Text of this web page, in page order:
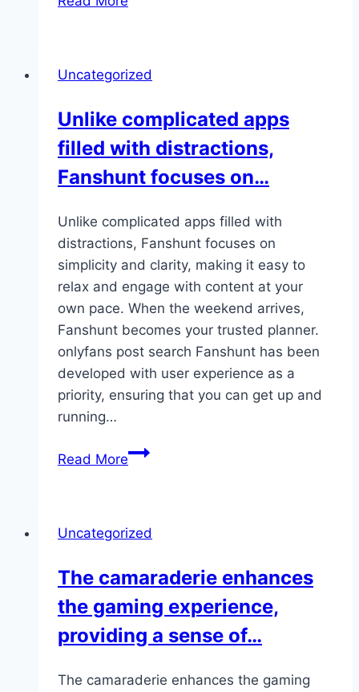
new
for
fairness
online
Uncategorized
Unlike complicated apps
filled with distractions,
Fanshunt focuses on…
Unlike complicated apps filled with
distractions, Fanshunt focuses on
simplicity and clarity, making it easy to
relax and engage with content at your
own pace. When the weekend arrives,
Fanshunt becomes your trusted planner.
onlyfans post search Fanshunt has been
developed with user experience as a
priority, ensuring that you can get up and
running…
Read MoreUnlike
with
Fanshunt
focuses
Uncategorized
The camaraderie enhances
the gaming experience,
providing a sense of…
The camaraderie enhances the gaming